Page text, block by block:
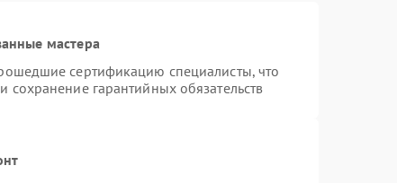
мастера
сертификацию специалисты, что
сохранение гарантийных обязательств